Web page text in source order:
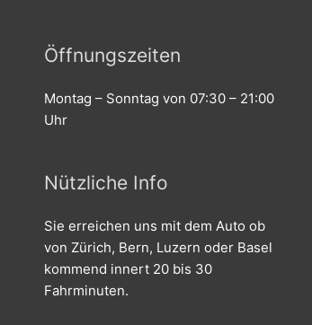
Öffnungszeiten
Montag – Sonntag von 07:30 – 21:00
Uhr
Nützliche Info
Sie erreichen uns mit dem Auto ob
von Zürich, Bern, Luzern oder Basel
kommend innert 20 bis 30
Fahrminuten.